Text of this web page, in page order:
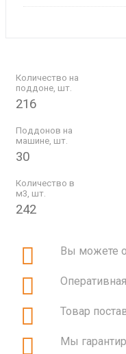
Количество на
поддоне, шт.
216
Поддонов на
машине, шт.
30
Количество в
м3, шт.
242
Вы можете
Товар
Мы